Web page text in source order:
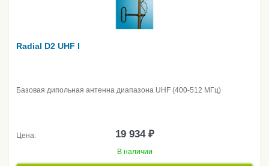
Radial D2 UHF I
Базовая дипольная антенна диапазона UHF (400-512 МГц)
Цена: 19 934 ₽
В наличии